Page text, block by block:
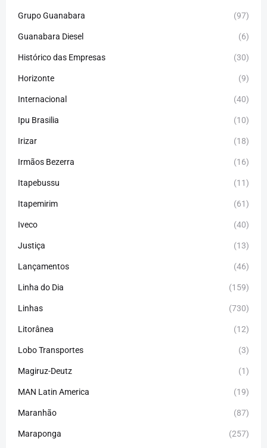
Grupo Guanabara (97)
Guanabara Diesel (6)
Histórico das Empresas (30)
Horizonte (9)
Internacional (40)
Ipu Brasilia (10)
Irizar (18)
Irmãos Bezerra (16)
Itapebussu (11)
Itapemirim (61)
Iveco (40)
Justiça (13)
Lançamentos (46)
Linha do Dia (159)
Linhas (730)
Litorânea (12)
Lobo Transportes (3)
Magiruz-Deutz (1)
MAN Latin America (19)
Maranhão (87)
Maraponga (257)